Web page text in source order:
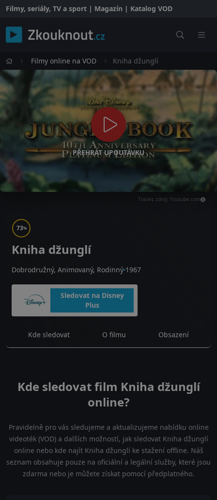
Filmy, seriály, TV a sport | Magazín | Katalog VOD
Filmy online na VOD Kniha džunglí
PŘEHRÁT UPOUTÁVKU
Trailer, zdroj: Youtube.com
73%
Kniha džunglí
Dobrodružný, Animovaný, Rodinný 1967
Sledovat na Disney
Plus
Kde sledovat O filmu Obsazení
Kde sledovat film Kniha džunglí
online?
Pravidelně pro vás sledujeme a aktualizujeme nabídku online
videoték (VOD) a dalších možností, jak sledovat Kniha džunglí
online nebo kde najít Kniha džunglí ke stažení offline. Náš
seznam obsahuje pouze na oficiální a legální služby, které jsou
zdarma nebo je můžete získat pomocí předplatného.